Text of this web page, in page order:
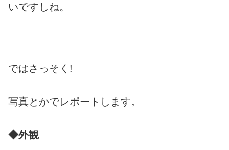
いですしね。
ではさっそく!
写真とかでレポートします。
◆外観